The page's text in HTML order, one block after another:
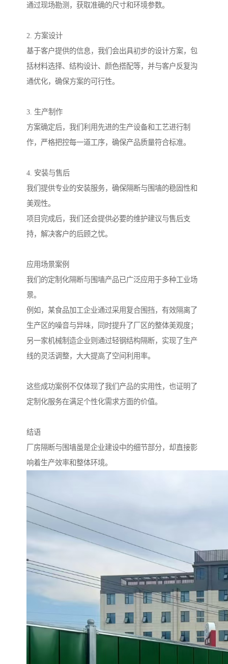
通过现场勘测，获取准确的尺寸和环境参数。
2. 方案设计
基于客户提供的信息，我们会出具初步的设计方案，包
括材料选择、结构设计、颜色搭配等，并与客户反复沟
通优化，确保方案的可行性。
3. 生产制作
方案确定后，我们利用先进的生产设备和工艺进行制
作，严格把控每一道工序，确保产品质量符合标准。
4. 安装与售后
我们提供专业的安装服务，确保隔断与围墙的稳固性和
美观性。
项目完成后，我们还会提供必要的维护建议与售后支
持，解决客户的后顾之忧。
应用场景案例
我们的定制化隔断与围墙产品已广泛应用于多种工业场
景。
例如，某食品加工企业通过采用复合围挡，有效隔离了
生产区的噪音与异味，同时提升了厂区的整体美观度；
另一家机械制造企业则通过轻钢结构隔断，实现了生产
线的灵活调整，大大提高了空间利用率。
这些成功案例不仅体现了我们产品的实用性，也证明了
定制化服务在满足个性化需求方面的价值。
结语
厂房隔断与围墙虽是企业建设中的细节部分，却直接影
响着生产效率和整体环境。